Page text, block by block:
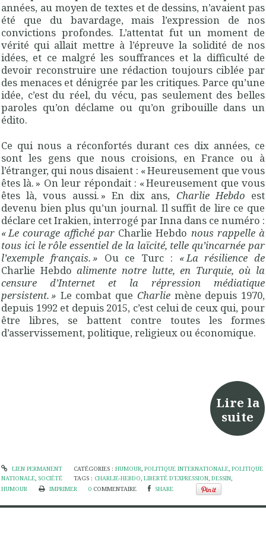
années, au moyen de textes et de dessins, n’avaient pas
été que du bavardage, mais l’expression de nos
convictions profondes. L’attentat fut un moment de
vérité qui allait mettre à l’épreuve la solidité de nos
idées, et ce malgré les souffrances et la difficulté de
devoir reconstruire une rédaction toujours ciblée par
des menaces et dénigrée par les critiques. Parce qu’une
idée, c’est du réel, du vécu, pas seulement des belles
paroles qu’on déclame ou qu’on gribouille dans un
édito.
Ce qui nous a réconfortés durant ces dix années, ce
sont les gens que nous croisions, en France ou à
l’étranger, qui nous disaient : « Heureusement que vous
êtes là. » On leur répondait : « Heureusement que vous
êtes là, vous aussi. » En dix ans, ­ Charlie Hebdo est
devenu bien plus qu’un journal. Il suffit de lire ce que
déclare cet Irakien, interrogé par Inna dans ce numéro :
« Le courage affiché par Charlie Hebdo nous rappelle à
tous ici le rôle essentiel de la laïcité, telle qu’incarnée par
l’exemple français. » Ou ce Turc : « La résilience de
Charlie Hebdo alimente notre lutte, en Turquie, où la
censure d’Internet et la répression médiatique
persistent. » Le combat que Charliemène depuis 1970,
depuis 1992 et depuis 2015, c’est celui de ceux qui, pour
être libres, se battent contre toutes les formes
d’asservissement, politique, religieux ou économique.
Lire la
suite
LIEN PERMANENT CATÉGORIES : HUMOUR, POLITIQUE INTERNATIONALE, POLITIQUE
NATIONALE, SOCIÉTÉ TAGS : CHARLIE-HEBDO,LIBERTÉ D'EXPRESSION,DESSIN,
HUMOUR
IMPRIMER 0 COMMENTAIRE SHARE